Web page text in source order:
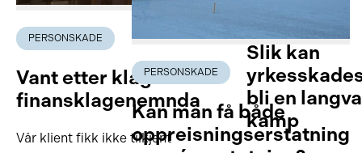
PERSONSKADE
Vant etter klage til
finansklagenemnda
Vår klient fikk ikke tilkjent
PERSONSKADE
Kan man få både
oppreisningserstatning
Slik kan
bli en
kamp